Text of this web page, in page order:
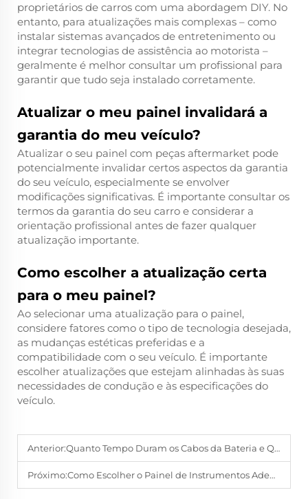
proprietários de carros com uma abordagem DIY. No
entanto, para atualizações mais complexas – como
instalar sistemas avançados de entretenimento ou
integrar tecnologias de assistência ao motorista –
geralmente é melhor consultar um profissional para
garantir que tudo seja instalado corretamente.
Atualizar o meu painel invalidará a
garantia do meu veículo?
Atualizar o seu painel com peças aftermarket pode
potencialmente invalidar certos aspectos da garantia
do seu veículo, especialmente se envolver
modificações significativas. É importante consultar os
termos da garantia do seu carro e considerar a
orientação profissional antes de fazer qualquer
atualização importante.
Como escolher a atualização certa
para o meu painel?
Ao selecionar uma atualização para o painel,
considere fatores como o tipo de tecnologia desejada,
as mudanças estéticas preferidas e a
compatibilidade com o seu veículo. É importante
escolher atualizações que estejam alinhadas às suas
necessidades de condução e às especificações do
veículo.
Anterior:Quanto Tempo Duram os Cabos da Bateria e Quando Devem Ser Substituídos?
Próximo:Como Escolher o Painel de Instrumentos Adequado para o Seu Veículo?